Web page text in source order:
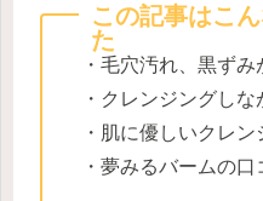
この記事はこ
た
・毛穴汚れ、黒ず
・クレンジングし
・肌に優しいクレ
・夢みるバームの